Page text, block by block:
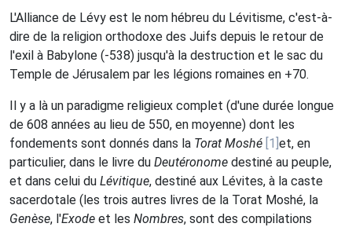
L'Alliance de Lévy est le nom hébreu du Lévitisme, c'est-à-
dire de la religion orthodoxe des Juifs depuis le retour de
l'exil à Babylone (-538) jusqu'à la destruction et le sac du
Temple de Jérusalem par les légions romaines en +70.
Il y a là un paradigme religieux complet (d'une durée longue
de 608 années au lieu de 550, en moyenne) dont les
fondements sont donnés dans la Torat Moshé [1] et, en
particulier, dans le livre du Deutéronome destiné au peuple,
et dans celui du Lévitique, destiné aux Lévites, à la caste
sacerdotale (les trois autres livres de la Torat Moshé, la
Genèse, l'Exode et les Nombres, sont des compilations